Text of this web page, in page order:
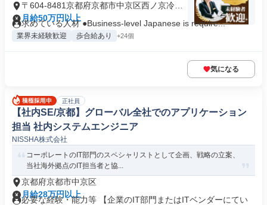
〒604-8481京都府京都市中京区西ノ京冷泉
町
月給50万円以上
求めている人材 ●Business-level Japanese is require...
業界未経験歓迎 歩合給あり +24個
気になる
正社員
【社内SE/京都】グローバル全社でのアプリケーション
担当 社内システムエンジニア
NISSHA株式会社
コーポレートのIT部門のスペシャリストとして企画、戦略の立案、
当社海外拠点のIT担当者と協...
京都府京都市中京区
月給28万円以上
必要な経験・能力等 【企業のIT部門またはITベンダーにてい